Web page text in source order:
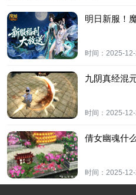
明日新服！
时间： 2025-
九阴真经混
时间： 2025-
倩女幽魂什
时间： 2025-